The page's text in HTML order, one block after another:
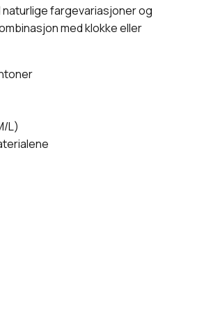
fargevariasjoner og
med klokke eller
L)